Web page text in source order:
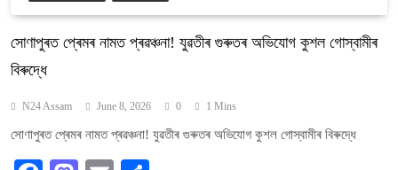
সোণাপুৰত প্ৰেমৰ নামত প্ৰৱঞ্চনা! যুৱতীৰ গুৰুতৰ অভিযোগ কুশল গোস্বামীৰ
বিৰুদ্ধে
N24 Assam June 8, 2026 0 1 Mins
সোণাপুৰত প্ৰেমৰ নামত প্ৰৱঞ্চনা! যুৱতীৰ গুৰুতৰ অভিযোগ কুশল গোস্বামীৰ বিৰুদ্ধে